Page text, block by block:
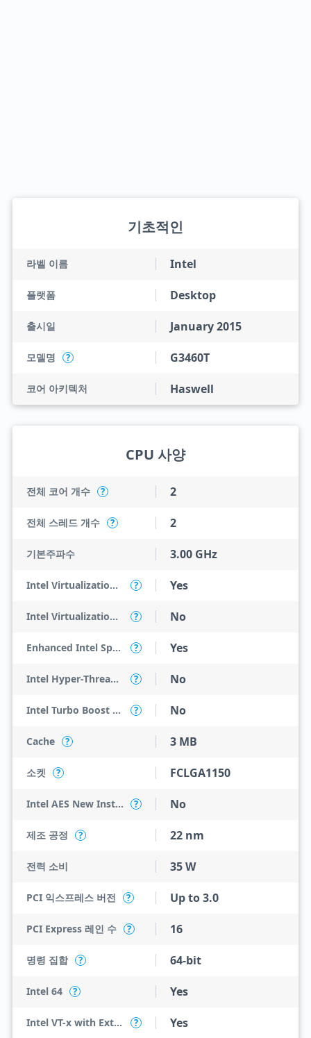
기초적인
라벨 이름 Intel
플랫폼 Desktop
출시일 January 2015
모델명 ? G3460T
코어 아키텍처 Haswell
CPU 사양
전체 코어 개수 ? 2
전체 스레드 개수 ? 2
기본주파수 3.00 GHz
Intel Virtualization Technology (VT-x) ? Yes
Intel Virtualization Technology for Directed I/O (VT-d) ? No
Enhanced Intel SpeedStep Technology ? Yes
Intel Hyper-Threading Technology ? No
Intel Turbo Boost Technology ? No
Cache ? 3 MB
소켓 ? FCLGA1150
Intel AES New Instructions ? No
제조 공정 ? 22 nm
전력 소비 35 W
PCI 익스프레스 버전 ? Up to 3.0
PCI Express 레인 수 ? 16
명령 집합 ? 64-bit
Intel 64 ? Yes
Intel VT-x with Extended Page Tables (EPT) ? Yes